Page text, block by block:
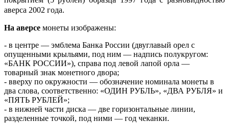
аверса 2002 года.
На аверсе монеты изображены:
- в центре — эмблема Банка России (двуглавый орел с
опущенными крыльями, под ним — надпись полукругом:
«БАНК РОССИИ»), справа под левой лапой орла —
товарный знак монетного двора;
- вверху по окружности — обозначение номинала монеты в
два слова, соответственно: «ОДИН РУБЛЬ», «ДВА РУБЛЯ» и
«ПЯТЬ РУБЛЕЙ»;
- в нижней части диска — две горизонтальные линии,
разделенные точкой, под ними — год чеканки.